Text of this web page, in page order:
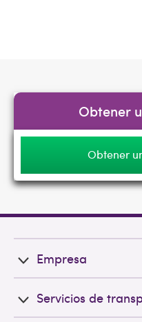
Obtener
Obtener
Empresa
Servicios de